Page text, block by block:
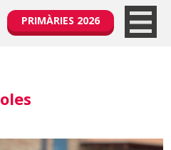
PRIMÀRIES 2026